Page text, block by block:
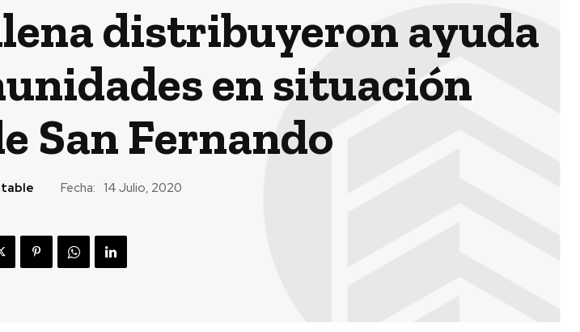
distribuyeron ayuda
en situación
San Fernando
Fecha: 14 Julio, 2020